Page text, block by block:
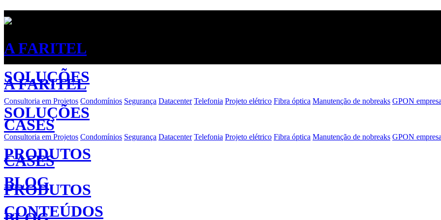
A FARITEL
SOLUÇÕES
Consultoria em Projetos Condomínios Segurança Datacenter Telefonia Projeto elétrico Fibra óptica Manutenção de nobreaks GPON
CASES
PRODUTOS
BLOG
CONTEÚDOS
A FARITEL
SOLUÇÕES
Consultoria em Projetos Condomínios Segurança Datacenter Telefonia Projeto elétrico Fibra óptica Manutenção de nobreaks GPON
CASES
PRODUTOS